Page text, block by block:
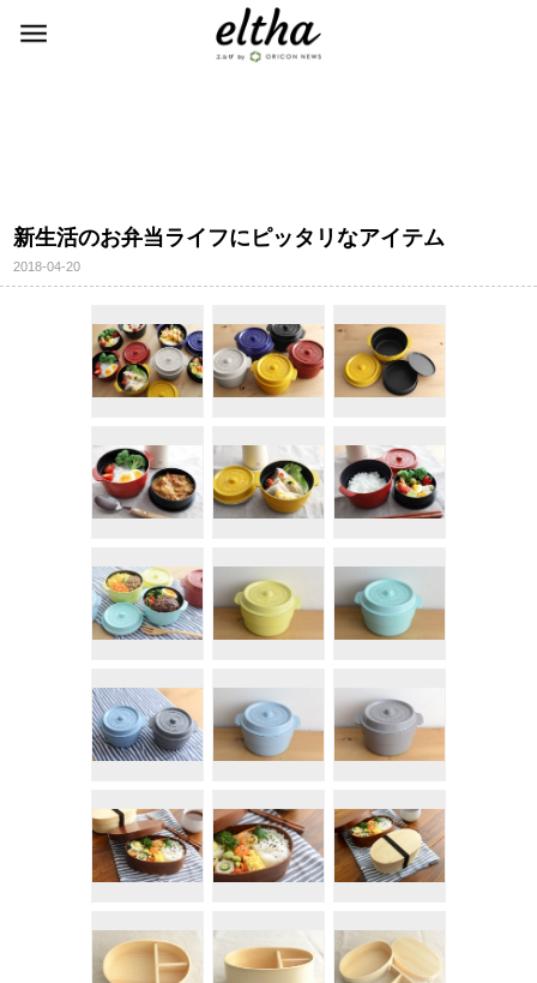
新生活のお弁当ライフにピッタリなアイテム
2018-04-20